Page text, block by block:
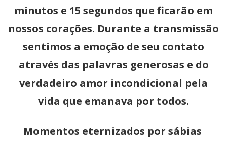
minutos e 15 segundos que ficarão em
nossos corações. Durante a transmissão
sentimos a emoção de seu contato
através das palavras generosas e do
verdadeiro amor incondicional pela
vida que emanava por todos.
Momentos eternizados por sábias